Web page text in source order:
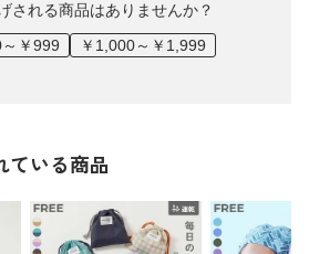
される商品はありませんか？
～￥999
￥1,000～￥1,999
ている商品